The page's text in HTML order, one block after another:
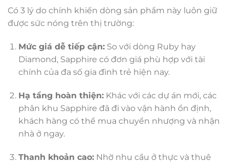
Có 3 lý do chính khiến dòng sản phẩm này luôn giữ
được sức nóng trên thị trường:
Mức giá dễ tiếp cận:So với dòng Ruby hay
Diamond, Sapphire có đơn giá phù hợp với tài
chính của đa số gia đình trẻ hiện nay.
Hạ tầng hoàn thiện:Khác với các dự án mới, các
phân khu Sapphire đã đi vào vận hành ổn định,
khách hàng có thể mua chuyển nhượng và nhận
nhà ở ngay.
Thanh khoản cao:Nhờ nhu cầu ở thực và thuê